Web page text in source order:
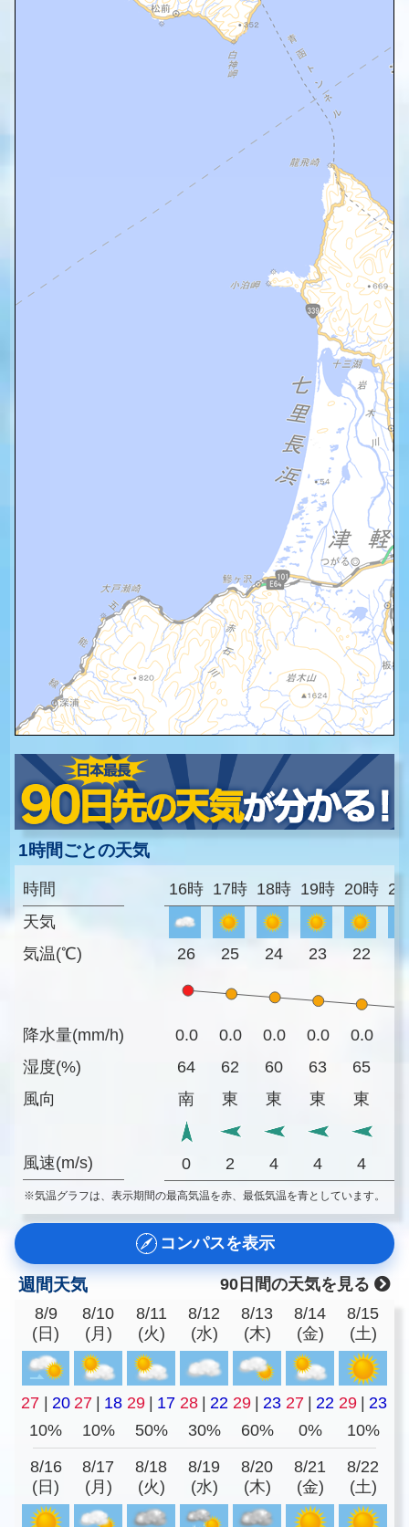
1時間ごとの天気
時間
天気
気温(℃)
降水量(mm/h)
湿度(%)
風向
風速(m/s)
16時 17時 18時 19時 20時
26 25 24 23 22
0.0 0.0 0.0 0.0 0.0
64
62 60 63 65
南
東 東 東 東
0 2 4 4 4
※気温グラフは、表示期間の最高気温を赤、最低気温を青としています。
コンパスを表示
週間天気
90日間の天気を見る
8/9
(日)
8/10
(月)
8/11
(火)
8/12
(水)
8/13
(木)
8/14
(金)
8/15
(土)
27 | 20 27 | 18 29 | 17 28 | 22 29 | 23 27 | 22 29 | 23
10%
10% 50% 30% 60% 0% 10%
8/16
(日)
8/17
(月)
8/18
(火)
8/19
(水)
8/20
(木)
8/21
(金)
8/22
(土)